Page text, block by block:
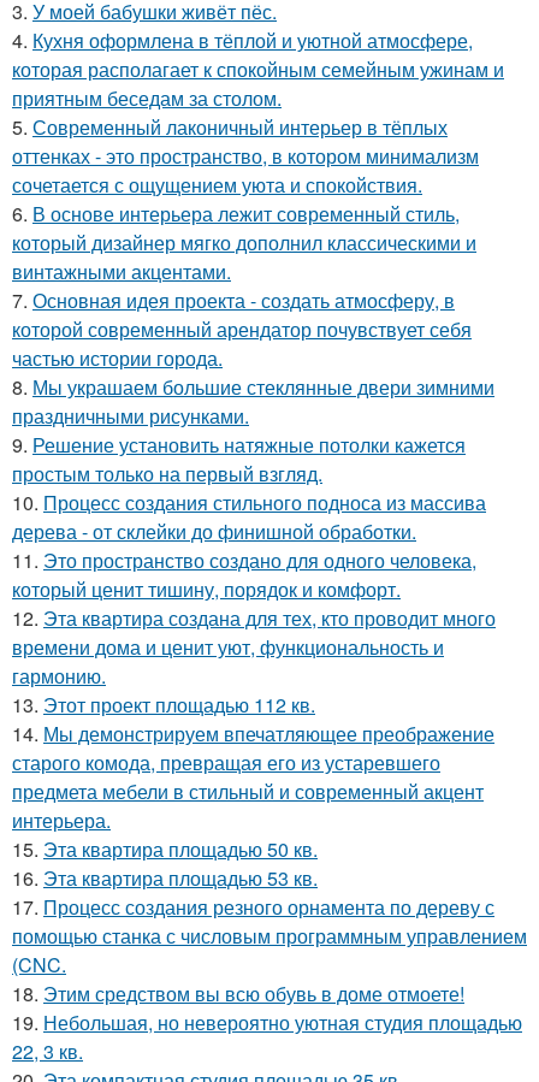
3. У моей бабушки живёт пёс.
4. Кухня оформлена в тёплой и уютной атмосфере,
которая располагает к спокойным семейным ужинам и
приятным беседам за столом.
5. Современный лаконичный интерьер в тёплых
оттенках - это пространство, в котором минимализм
сочетается с ощущением уюта и спокойствия.
6. В основе интерьера лежит современный стиль,
который дизайнер мягко дополнил классическими и
винтажными акцентами.
7. Основная идея проекта - создать атмосферу, в
которой современный арендатор почувствует себя
частью истории города.
8. Мы украшаем большие стеклянные двери зимними
праздничными рисунками.
9. Решение установить натяжные потолки кажется
простым только на первый взгляд.
10. Процесс создания стильного подноса из массива
дерева - от склейки до финишной обработки.
11. Это пространство создано для одного человека,
который ценит тишину, порядок и комфорт.
12. Эта квартира создана для тех, кто проводит много
времени дома и ценит уют, функциональность и
гармонию.
13. Этот проект площадью 112 кв.
14. Мы демонстрируем впечатляющее преображение
старого комода, превращая его из устаревшего
предмета мебели в стильный и современный акцент
интерьера.
15. Эта квартира площадью 50 кв.
16. Эта квартира площадью 53 кв.
17. Процесс создания резного орнамента по дереву с
помощью станка с числовым программным управлением
(CNC.
18. Этим средством вы всю обувь в доме отмоете!
19. Небольшая, но невероятно уютная студия площадью
22, 3 кв.